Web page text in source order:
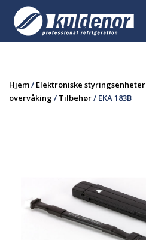
content
Hjem/ Elektroniske styringsenheter
overvåking / Tilbehør/ EKA 183B